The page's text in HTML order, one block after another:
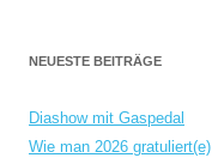
NEUESTE BEITRÄGE
Diashow mit Gaspedal
Wie man 2026 gratuliert(e)